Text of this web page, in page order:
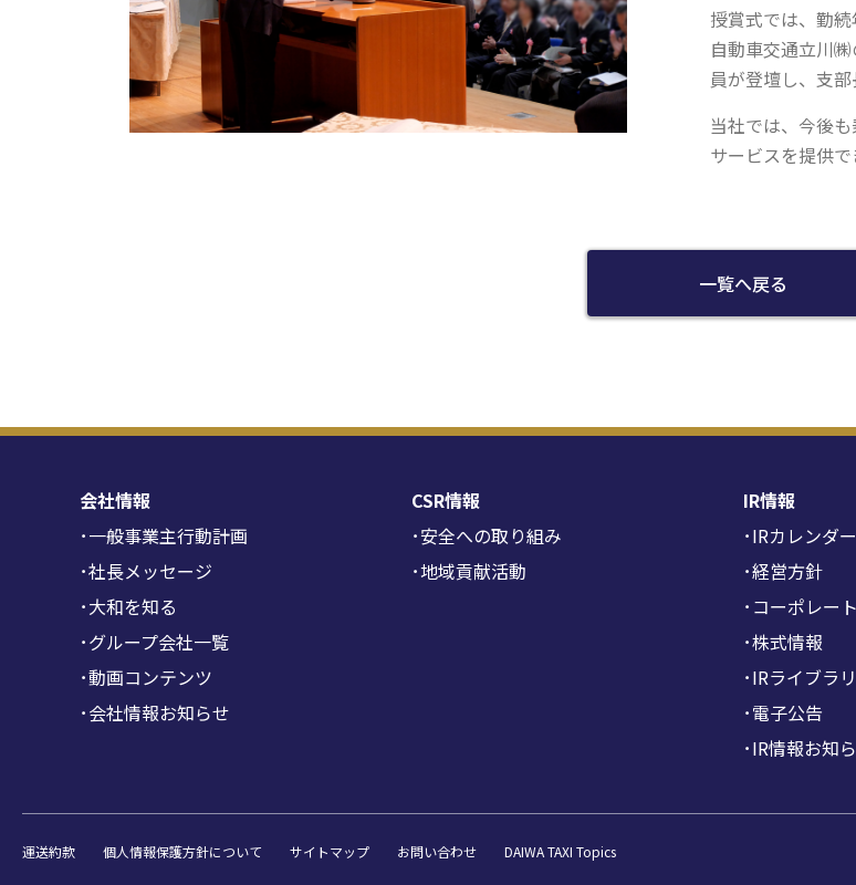
授賞式では、勤
自動車交通立川
員が登壇し、支
当社では、今後
サービスを提供で
一覧へ戻る
会社情報
･一般事業主行動計画
･社長メッセージ
･大和を知る
･グループ会社一覧
･動画コンテンツ
･会社情報お知らせ
CSR情報
･安全への取り組み
･地域貢献活動
IR情報
･IRカレンダー
･経営方針
･コーポレー
･株式情報
･IRライブラ
･電子公告
･IR情報お知
運送約款 個人情報保護方針について サイトマップ お問い合わせ DAIWA TAXI Topics